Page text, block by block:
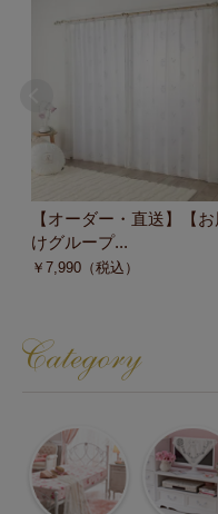
【オーダー・直送】【お
けグループ...
￥7,990 （税込）